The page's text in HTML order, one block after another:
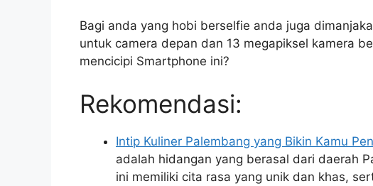
Bagi anda yang hobi berselfie anda juga
untuk camera depan dan 13 megapiksel kamera
mencicipi Smartphone ini?
Rekomendasi:
Intip Kuliner Palembang yang Bikin Kamu
adalah hidangan yang berasal dari daerah
ini memiliki cita rasa yang unik dan khas,